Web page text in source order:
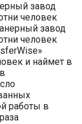
завод
человек
завод
человек
и наймет в
работы в